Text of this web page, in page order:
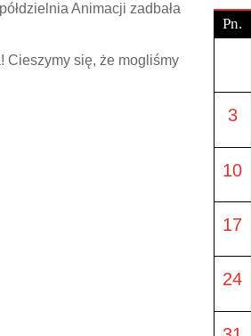
Animacji zadbała
Cieszymy się, że mogliśmy
Pn.
3
10
17
24